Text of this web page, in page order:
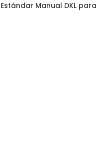
Manual DKL para